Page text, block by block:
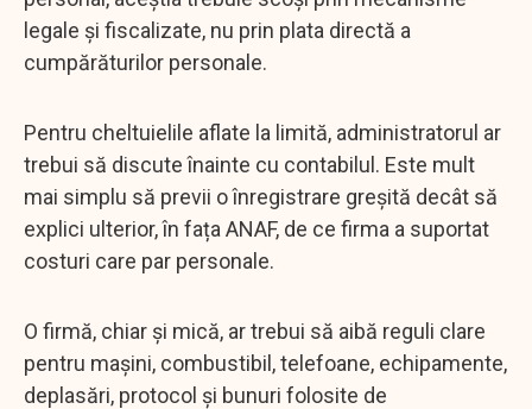
legale și fiscalizate, nu prin plata directă a
cumpărăturilor personale.
Pentru cheltuielile aflate la limită, administratorul ar
trebui să discute înainte cu contabilul. Este mult
mai simplu să previi o înregistrare greșită decât să
explici ulterior, în fața ANAF, de ce firma a suportat
costuri care par personale.
O firmă, chiar și mică, ar trebui să aibă reguli clare
pentru mașini, combustibil, telefoane, echipamente,
deplasări, protocol și bunuri folosite de